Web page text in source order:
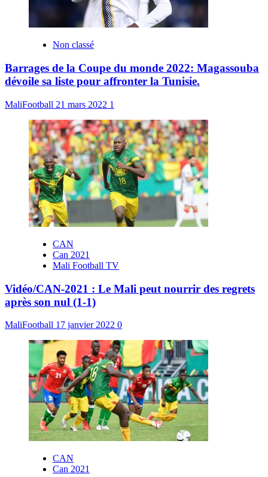
Non classé
Barrages de la Coupe du monde 2022: Magassouba
dévoile sa liste pour affronter la Tunisie.
MaliFootball 21 mars 2022 1
CAN
Can 2021
Mali Football TV
Vidéo/CAN-2021 : Le Mali peut nourrir des regrets
après son nul (1-1)
MaliFootball 17 janvier 2022 0
CAN
Can 2021